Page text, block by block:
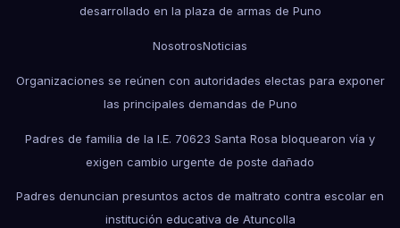
desarrollado en la plaza de armas de Puno
NosotrosNoticias
Organizaciones se reúnen con autoridades electas para exponer
las principales demandas de Puno
Padres de familia de la I.E. 70623 Santa Rosa bloquearon vía y
exigen cambio urgente de poste dañado
Padres denuncian presuntos actos de maltrato contra escolar en
institución educativa de Atuncolla